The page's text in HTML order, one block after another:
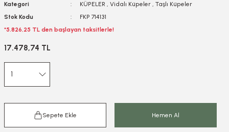
Kategori KÜPELER , Vidalı Küpeler , Taşlı Küpeler
Stok Kodu
FKP 714131
*5.826,25 TL den başlayan taksitlerle!
17.478,74 TL
Sepete Ekle Hemen Al